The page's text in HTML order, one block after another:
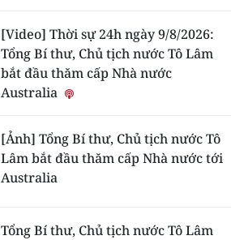
[Video] Thời sự 24h ngày 9/8/2026:
Tổng Bí thư, Chủ tịch nước Tô Lâm
bắt đầu thăm cấp Nhà nước
Australia
[Ảnh] Tổng Bí thư, Chủ tịch nước Tô
Lâm bắt đầu thăm cấp Nhà nước tới
Australia
Tổng Bí thư, Chủ tịch nước Tô Lâm